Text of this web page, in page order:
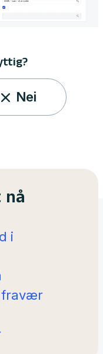
Nei
i
fravær